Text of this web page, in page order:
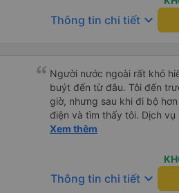
Họ cho chúng tôi biết xe
buýt đến, tài xế đã đến tận
chu đáo vì biết chúng tôi là
thấy an toàn suốt cả
hướng dẫn chúng tôi đến
sạn. Tôi rất khuyên bạn
Thông tin chi tiết keyboard_arrow_down
Người nước ngoài rất khó
buýt đến từ đâu. Tôi đến
giờ, nhưng sau khi đi bộ
điện và tìm thấy tôi. Dịch
tôi ngủ ngon hơn ở khách
cho điểm tối đa. Cảm ơn
Xem thêm
Thông tin chi tiết keyboard_arrow_down